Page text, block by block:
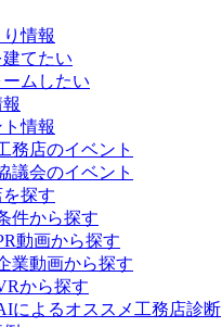
情報
てたい
ームしたい
情報
務店のイベント
議会のイベント
探す
件から探す
動画から探す
業動画から探す
から探す
によるオススメ工務店診断